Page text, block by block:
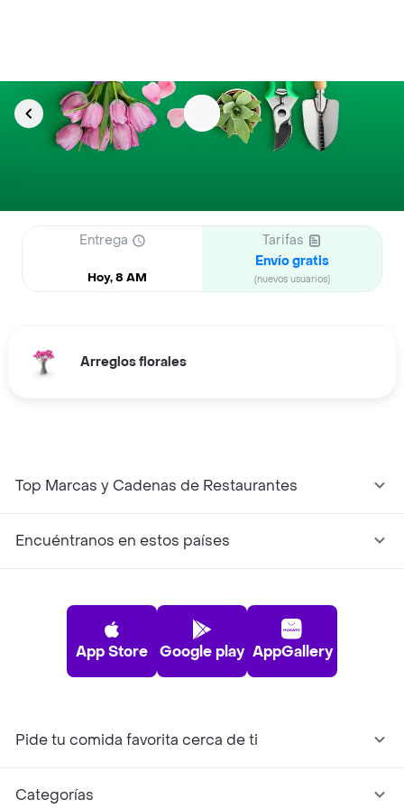
Entrega
Hoy, 8 AM
Tarifas
Envío gratis
(nuevos usuarios)
Arreglos florales
Top Marcas y Cadenas de Restaurantes
Encuéntranos en estos países
App Store Google play AppGallery
Pide tu comida favorita cerca de ti
Categorías